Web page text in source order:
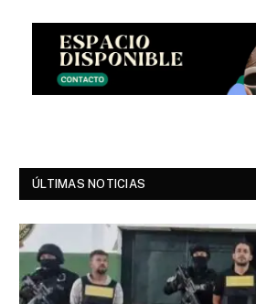
ÚLTIMAS NOTICIAS